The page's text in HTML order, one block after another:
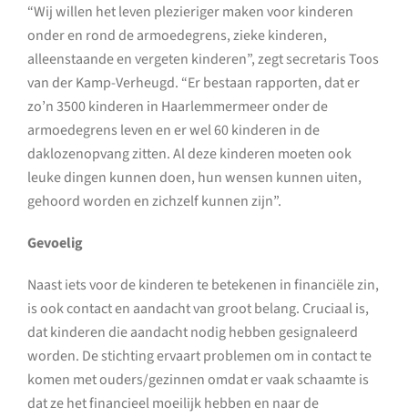
“Wij willen het leven plezieriger maken voor kinderen
onder en rond de armoedegrens, zieke kinderen,
alleenstaande en vergeten kinderen”, zegt secretaris Toos
van der Kamp-Verheugd. “Er bestaan rapporten, dat er
zo’n 3500 kinderen in Haarlemmermeer onder de
armoedegrens leven en er wel 60 kinderen in de
daklozenopvang zitten. Al deze kinderen moeten ook
leuke dingen kunnen doen, hun wensen kunnen uiten,
gehoord worden en zichzelf kunnen zijn”.
Gevoelig
Naast iets voor de kinderen te betekenen in financiële zin,
is ook contact en aandacht van groot belang. Cruciaal is,
dat kinderen die aandacht nodig hebben gesignaleerd
worden. De stichting ervaart problemen om in contact te
komen met ouders/gezinnen omdat er vaak schaamte is
dat ze het financieel moeilijk hebben en naar de